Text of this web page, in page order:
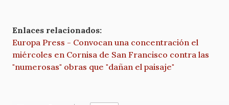
Enlaces relacionados:
Europa Press - Convocan una concentración el
miércoles en Cornisa de San Francisco contra las
"numerosas" obras que "dañan el paisaje"